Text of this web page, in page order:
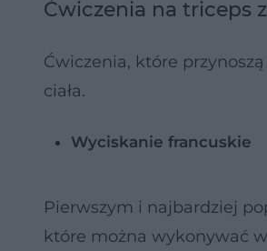
Ćwiczenia na triceps
Ćwiczenia, które
ciała.
Wyciskanie francuskie
Pierwszym i najbardziej
które można wykonywać